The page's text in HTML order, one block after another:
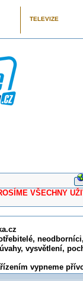
TELEVIZE
VŠECHNY
vysvětlení,
vypneme